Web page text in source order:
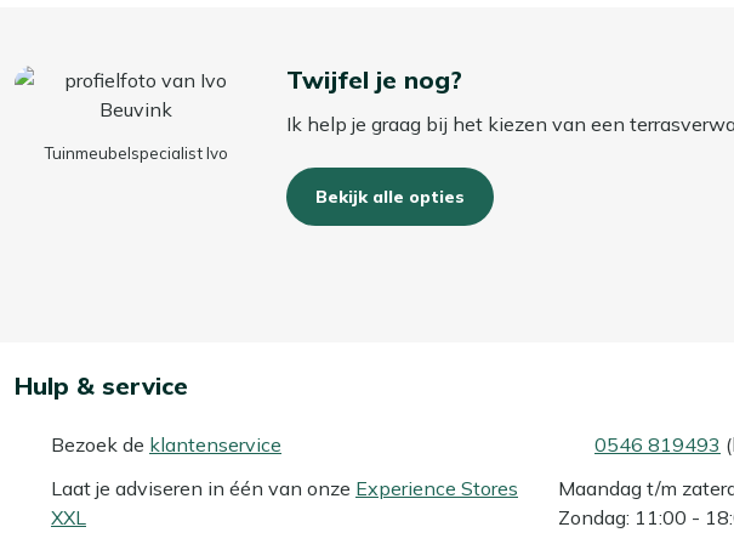
Tuinmeubelspecialist Ivo
Twijfel je nog?
Ik help je graag bij het kiezen van een
Bekijk alle opties
Hulp & service
Bezoek de klantenservice
Laat je adviseren in één van onze Experience Stores
XXL
0546 819493
Maandag t/m
Zondag: 11:00 -